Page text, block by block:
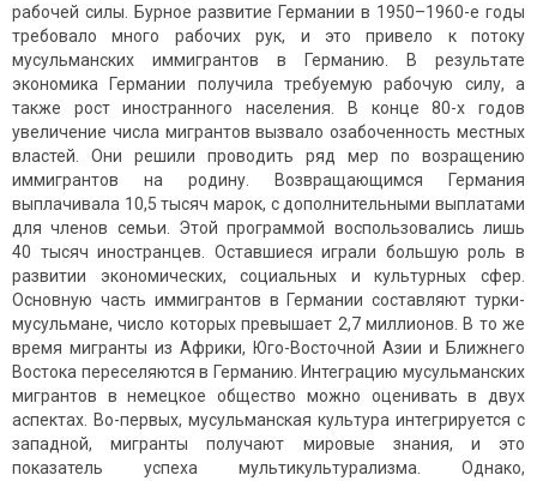
рабочей силы. Бурное развитие Германии в 1950–1960-е годы
требовало много рабочих рук, и это привело к потоку
мусульманских иммигрантов в Германию. В результате
экономика Германии получила требуемую рабочую силу, а
также рост иностранного населения. В конце 80-х годов
увеличение числа мигрантов вызвало озабоченность местных
властей. Они решили проводить ряд мер по возращению
иммигрантов на родину. Возвращающимся Германия
выплачивала 10,5 тысяч марок, с допол­нительными выплатами
для членов семьи. Этой программой воспользовались лишь
40 тысяч иностранцев. Оставшиеся играли большую роль в
развитии экономических, социальных и культурных сфер.
Основную часть иммигрантов в Германии составляют турки-
мусульмане, число которых превышает 2,7 миллионов. В то же
время мигранты из Африки, Юго-Восточной Азии и Ближнего
Востока переселяются в Германию. Интеграцию мусульманских
мигрантов в немецкое общество можно оценивать в двух
аспектах. Во-первых, мусульманская культура интегрируется с
западной, мигранты получают мировые знания, и это
показатель успеха мультикультурализма. Однако,